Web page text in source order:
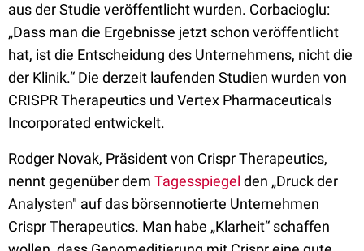
aus der Studie veröffentlicht wurden. Corbacioglu:
„Dass man die Ergebnisse jetzt schon veröffentlicht
hat, ist die Entscheidung des Unternehmens, nicht die
der Klinik.“ Die derzeit laufenden Studien wurden von
CRISPR Therapeutics und Vertex Pharmaceuticals
Incorporated entwickelt.
Rodger Novak, Präsident von Crispr Therapeutics,
nennt gegenüber dem Tagesspiegel den „Druck der
Analysten" auf das börsennotierte Unternehmen
Crispr Therapeutics. Man habe „Klarheit“ schaffen